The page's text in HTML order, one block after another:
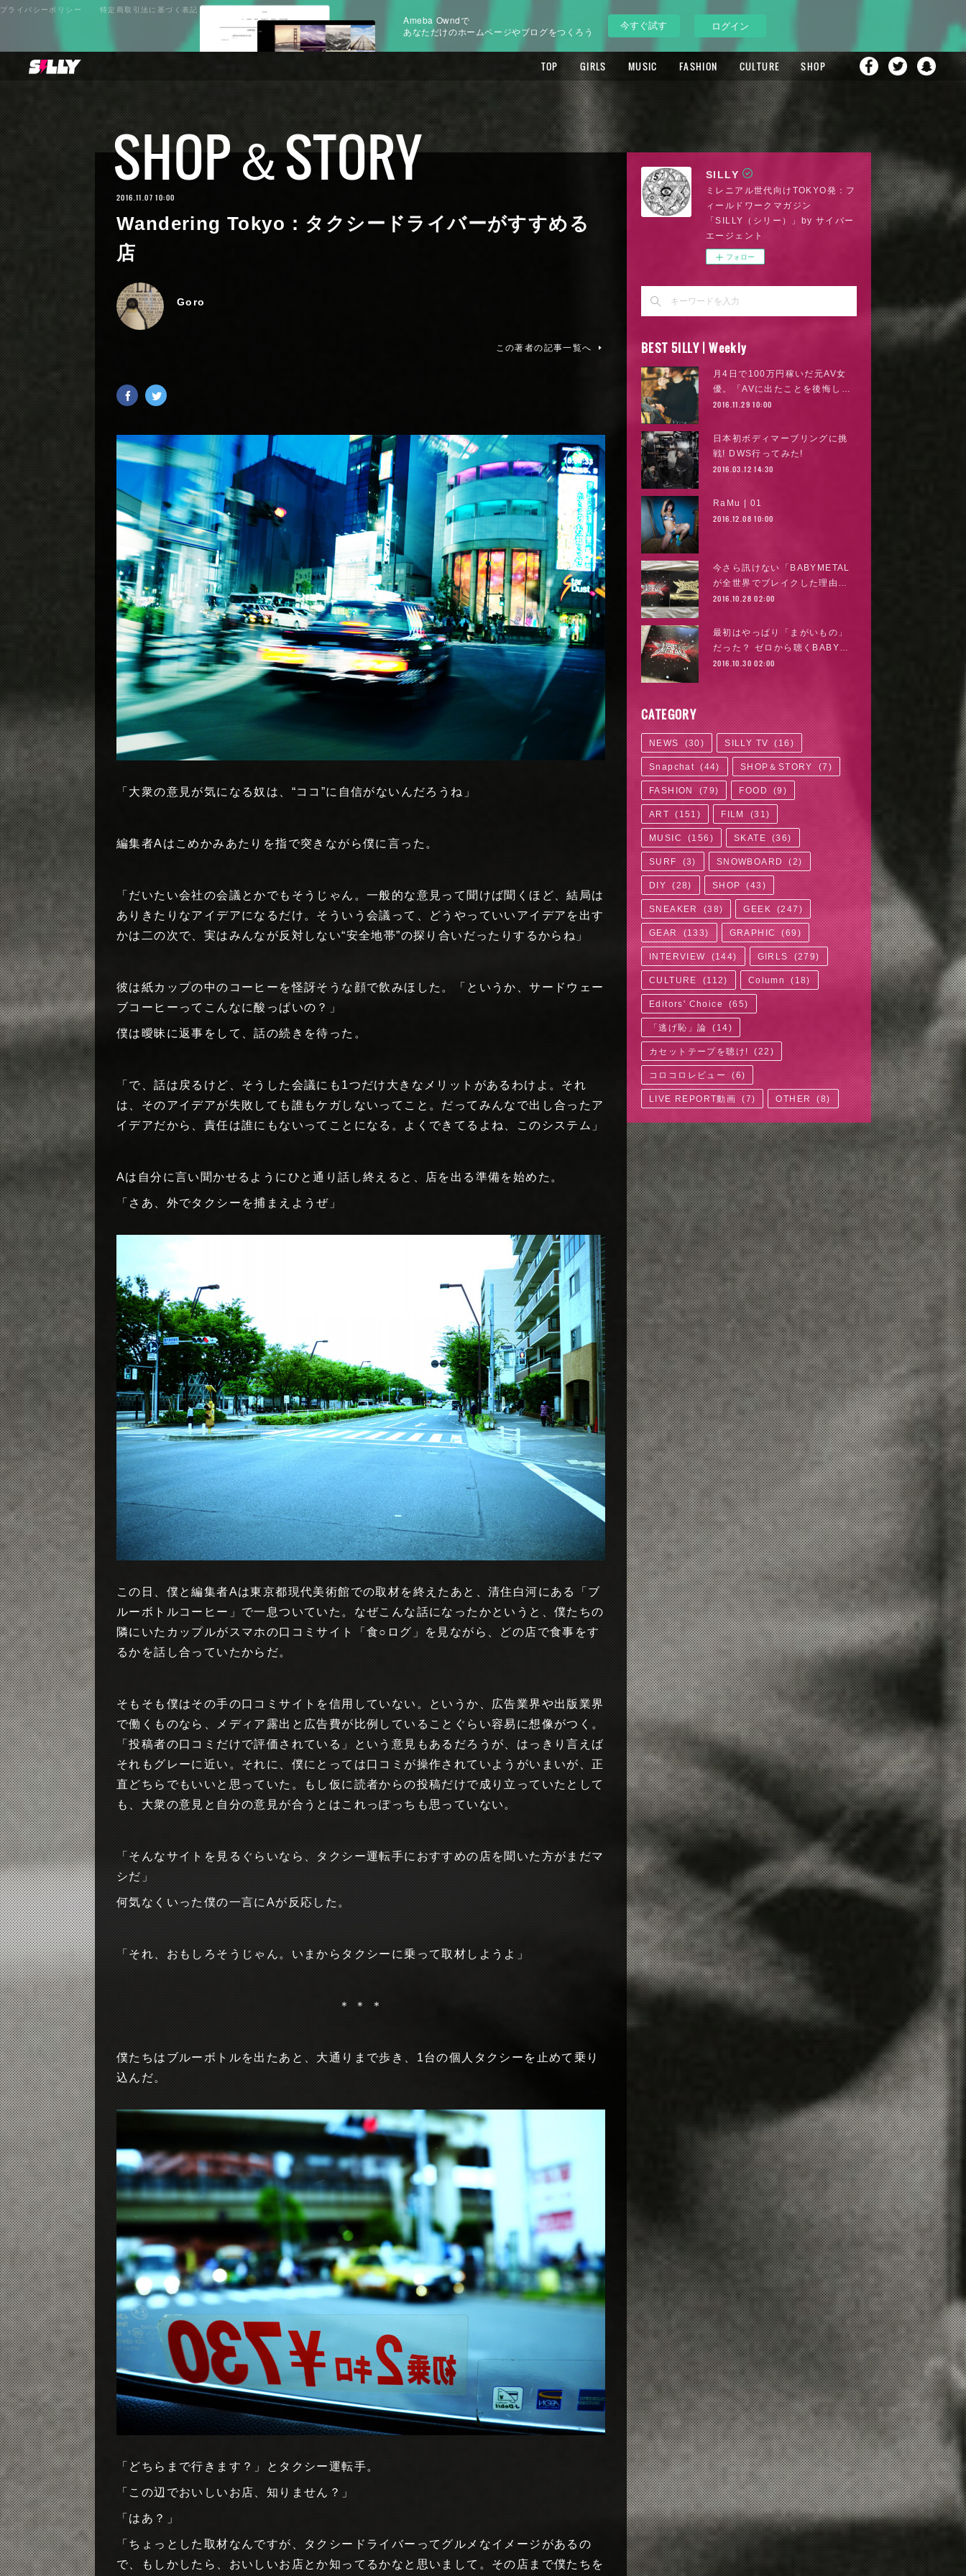
Ameba Owndで
あなただけのホームページやブログをつくろう
今すぐ試す ログイン
TOP GIRLS MUSIC FASHION CULTURE SHOP
SHOP＆STORY
2016.11.07 10:00
Wandering Tokyo：タクシードライバーがすすめる
店
Goro
この著者の記事一覧へ
「大衆の意見が気になる奴は、“ココ”に自信がないんだろうね」
編集者Aはこめかみあたりを指で突きながら僕に言った。
「だいたい会社の会議とかでもそうじゃん。一般的な意見って聞けば聞くほど、結局は
ありきたりなアイデアになるだけ。そういう会議って、どうやっていいアイデアを出す
かは二の次で、実はみんなが反対しない“安全地帯”の探り合いだったりするからね」
彼は紙カップの中のコーヒーを怪訝そうな顔で飲みほした。「というか、サードウェー
ブコーヒーってこんなに酸っぱいの？」
僕は曖昧に返事をして、話の続きを待った。
「で、話は戻るけど、そうした会議にも1つだけ大きなメリットがあるわけよ。それ
は、そのアイデアが失敗しても誰もケガしないってこと。だってみんなで出し合ったア
イデアだから、責任は誰にもないってことになる。よくできてるよね、このシステム」
Aは自分に言い聞かせるようにひと通り話し終えると、店を出る準備を始めた。
「さあ、外でタクシーを捕まえようぜ」
この日、僕と編集者Aは東京都現代美術館での取材を終えたあと、清住白河にある「ブ
ルーボトルコーヒー」で一息ついていた。なぜこんな話になったかというと、僕たちの
隣にいたカップルがスマホの口コミサイト「食○ログ」を見ながら、どの店で食事をす
るかを話し合っていたからだ。
そもそも僕はその手の口コミサイトを信用していない。というか、広告業界や出版業界
で働くものなら、メディア露出と広告費が比例していることぐらい容易に想像がつく。
「投稿者の口コミだけで評価されている」という意見もあるだろうが、はっきり言えば
それもグレーに近い。それに、僕にとっては口コミが操作されていようがいまいが、正
直どちらでもいいと思っていた。もし仮に読者からの投稿だけで成り立っていたとして
も、大衆の意見と自分の意見が合うとはこれっぽっちも思っていない。
「そんなサイトを見るぐらいなら、タクシー運転手におすすめの店を聞いた方がまだマ
シだ」
何気なくいった僕の一言にAが反応した。
「それ、おもしろそうじゃん。いまからタクシーに乗って取材しようよ」
＊ ＊ ＊
僕たちはブルーボトルを出たあと、大通りまで歩き、1台の個人タクシーを止めて乗り
込んだ。
「どちらまで行きます？」とタクシー運転手。
「この辺でおいしいお店、知りません？」
「はあ？」
「ちょっとした取材なんですが、タクシードライバーってグルメなイメージがあるの
で、もしかしたら、おいしいお店とか知ってるかなと思いまして。その店まで僕たちを
SILLY
ミレニアル世代向けTOKYO発：フ
ィールドワークマガジン
「SILLY（シリー）」by サイバー
エージェント
フォロー
BEST 5ILLY | Weekly
月4日で100万円稼いだ元AV女
優。「AVに出たことを後悔し…
2016.11.29 10:00
日本初ボディマーブリングに挑
戦! DWS行ってみた!
2016.03.12 14:30
RaMu | 01
2016.12.08 10:00
今さら訊けない「BABYMETAL
が全世界でブレイクした理由…
2016.10.28 02:00
最初はやっぱり「まがいもの」
だった？ ゼロから聴くBABY…
2016.10.30 02:00
CATEGORY
NEWS (30) SILLY TV (16)
Snapchat (44) SHOP＆STORY (7)
FASHION (79) FOOD (9 )
ART ( 151 ) FILM (31)
MUSIC (156 ) SKATE (36)
SURF (3) SNOWBOARD (2)
DIY (28) SHOP (43)
SNEAKER (38) GEEK (247)
GEAR (133) GRAPHIC (69)
INTERVIEW (144) GIRLS (279)
CULTURE (112) Column (18)
Editors' Choice (65)
「逃げ恥」論 ( 14)
カセットテープを聴け! (22 )
コロコロレビュー (6)
LIVE REPORT動画 (7) OTHER (8)
プライバシーポリシー 特定商取引法に基づく表記